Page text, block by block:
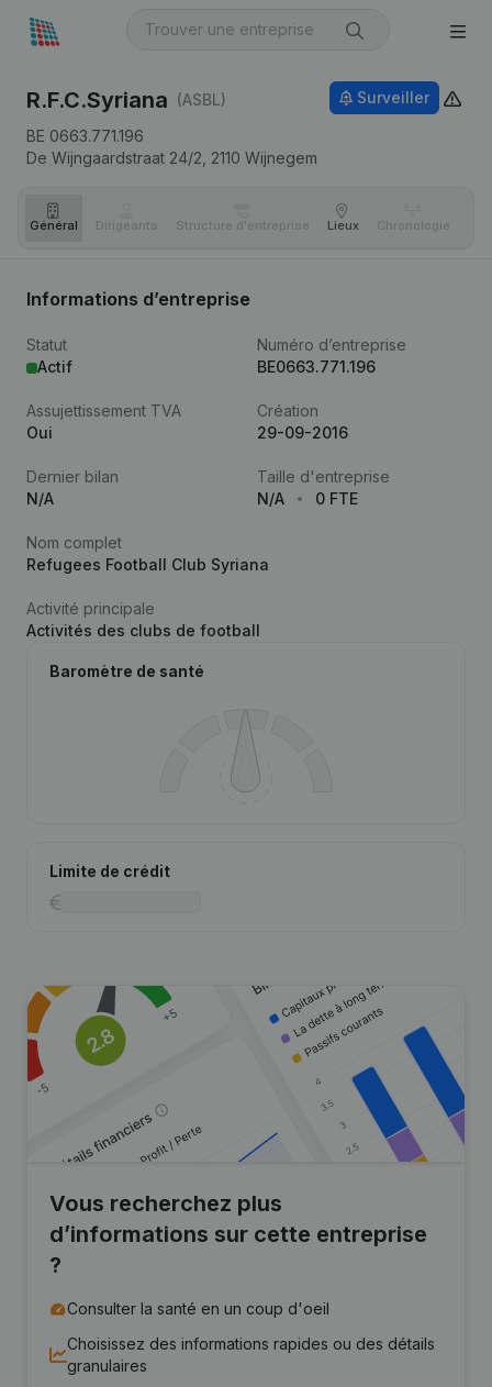
R.F.C.Syriana (ASBL)
BE 0663.771.196
De Wijngaardstraat 24/2, 2110 Wijnegem
Surveiller
Général Dirigeants Structure d'entreprise Lieux Chronologie
Informations d’entreprise
Statut
Actif
Numéro d’entreprise
BE0663.771.196
Assujettissement TVA
Oui
Création
29-09-2016
Dernier bilan
N/A
Taille d'entreprise
N/A
0 FTE
Nom complet
Refugees Football Club Syriana
Activité principale
Activités des clubs de football
Baromètre de santé
Limite de crédit
Vous recherchez plus
d’informations sur cette entreprise
?
Consulter la santé en un coup d'oeil
Choisissez des informations rapides ou des détails
granulaires